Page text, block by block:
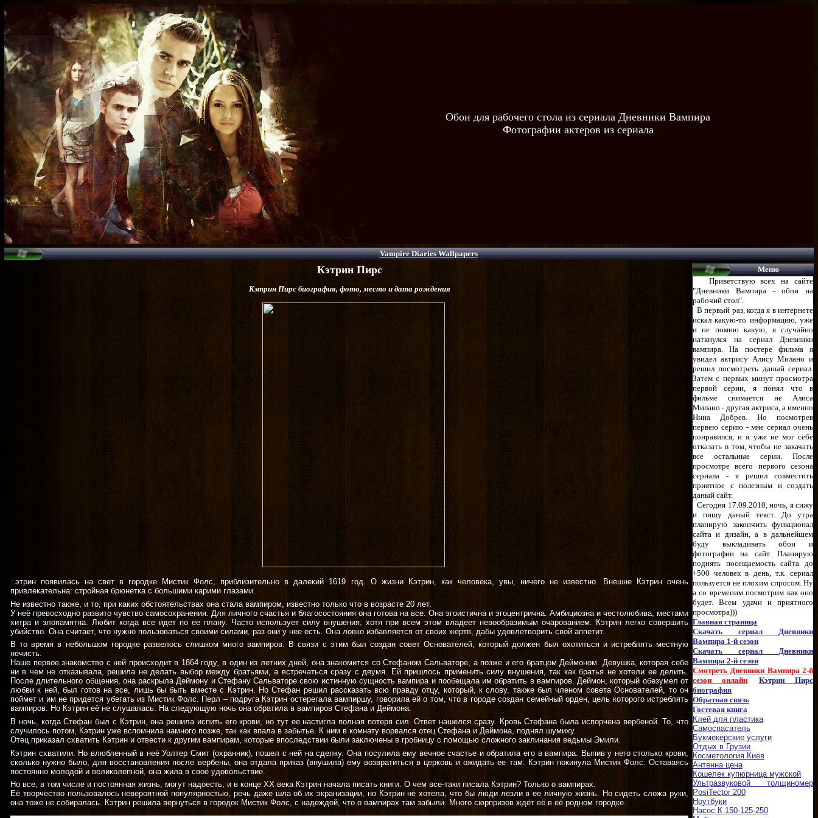
Обои для рабочего стола из сериала Дневники Вампира
Фотографии актеров из сериала
Vampire Diaries Wallpapers
Кэтрин Пирс
Кэтрин Пирс биография, фото, место и дата рождения
11
Кэтрин появилась на свет в городке Мистик Фолс, приблизительно в далекий 1619 год. О жизни Кэтрин, как человека, увы, ничего не известно. Внешне Кэтрин очень
привлекательна: стройная брюнетка с большими карими глазами.
Не известно также, и то, при каких обстоятельствах она стала вампиром, известно только что в возрасте 20 лет.
У неё превосходно развито чувство самосохранения. Для личного счастья и благосостояния она готова на все. Она эгоистична и эгоцентрична. Амбициозна и честолюбива, местами
хитра и злопамятна. Любит когда все идет по ее плану. Часто использует силу внушения, хотя при всем этом владеет невообразимым очарованием. Кэтрин легко совершить
убийство. Она считает, что нужно пользоваться своими силами, раз они у нее есть. Она ловко избавляется от своих жертв, дабы удовлетворить свой аппетит.
В то время в небольшом городке развелось слишком много вампиров. В связи с этим был создан совет Основателей, который должен был охотиться и истреблять местную
нечисть.
Наше первое знакомство с ней происходит в 1864 году, в один из летних дней, она знакомится со Стефаном Сальваторе, а позже и его братцом Деймоном. Девушка, которая себе
ни в чем не отказывала, решила не делать выбор между братьями, а встречаться сразу с двумя. Ей пришлось применить силу внушения, так как братья не хотели ее делить.
После длительного общения, она раскрыла Деймону и Стефану Сальваторе свою истинную сущность вампира и пообещала им обратить в вампиров. Деймон, который обезумел от
любви к ней, был готов на все, лишь бы быть вместе с Кэтрин. Но Стефан решил рассказать всю правду отцу, который, к слову, также был членом совета Основателей, то он
поймет и им не придется убегать из Мистик Фолс. Перл – подруга Кэтрин остерегала вампиршу, говорила ей о том, что в городе создан семейный орден, цель которого истреблять
вампиров. Но Кэтрин её не слушалась. На следующую ночь она обратила в вампиров Стефана и Деймона.
В ночь, когда Стефан был с Кэтрин, она решила испить его крови, но тут ее настигла полная потеря сил. Ответ нашелся сразу. Кровь Стефана была испорчена вербеной. То, что
случилось потом, Кэтрин уже вспомнила намного позже, так как впала в забытье. К ним в комнату ворвался отец Стефана и Деймона, поднял шумиху.
Отец приказал схватить Кэтрин и отвести к другим вампирам, которые впоследствии были заключены в гробницу с помощью сложного заклинания ведьмы Эмили.
Кэтрин схватили. Но влюбленный в неё Уолтер Смит (охранник), пошел с ней на сделку. Она посулила ему вечное счастье и обратила его в вампира. Выпив у него столько крови,
сколько нужно было, для восстановления после вербены, она отдала приказ (внушила) ему возвратиться в церковь и ожидать ее там. Кэтрин покинула Мистик Фолс. Оставаясь
постоянно молодой и великолепной, она жила в своё удовольствие.
Но все, в том числе и постоянная жизнь, могут надоесть, и в конце XX века Кэтрин начала писать книги. О чем все-таки писала Кэтрин? Только о вампирах.
Её творчество пользовалось невероятной популярностью, речь даже шла об их экранизации, но Кэтрин не хотела, что бы люди лезли в ее личную жизнь. Но сидеть сложа руки,
она тоже не собиралась. Кэтрин решила вернуться в городок Мистик Фолс, с надеждой, что о вампирах там забыли. Много сюрпризов ждёт её в её родном городке.
Меню
Приветствую всех на сайте
"Дневники Вампира - обои на
рабочий стол".
В первый раз, когда я в интернете
искал какую-то информацию, уже
и не помню какую, я случайно
наткнулся на сериал Дневники
вампира. На постере фильма я
увидел актрису Алису Милано и
решил посмотреть даный сериал.
Затем с первых минут просмотра
первой серии, я понял что в
фильме снимается не Алиса
Милано - другая актриса, а именно
Нина Добрев. Но посмотрев
первею серию - мне сериал очень
понравился, и я уже не мог себе
отказать в том, чтобы не закачать
все остальные серии. После
просмотре всего первого сезона
сериала - я решил совместить
приятное с полезным и создать
даный сайт.
Сегодня 17.09.2010, ночь, я сижу
и пишу даный текст. До утра
планирую закончить функционал
сайта и дизайн, а в дальнейшем
буду выкладивать обои и
фотографии на сайт. Планирую
поднять посещаемость сайта до
+500 человек в день, т.к. сериал
пользуется не плохим спросом. Ну
а со временим посмотрим как оно
будет. Всем удачи и приятного
просмотра)))
Главная страница
Скачать сериал Дневники
Вампира 1-й сезон
Скачать сериал Дневники
Вампира 2-й сезон
Смотреть Дневники Вампира 2-й
сезон онлайн
Кэтрин Пирс
биография
Обратная связь
Гостевая книга
Клей для пластика
Самоспасатель
Букмекерские услуги
Отдых в Грузии
Косметология Киев
Антенна цена
Кошелек купюрница мужской
Ультразвуковой толщиномер
PosiTector 200
Ноутбуки
Насос К 150-125-250